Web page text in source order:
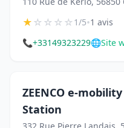
★☆☆☆☆1/5•1 avis
📞+33149323229🌐Site
ZEENCO e-
Station